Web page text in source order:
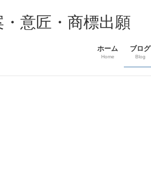
意匠・商標出願
ホーム
Home
ブログ
Blog